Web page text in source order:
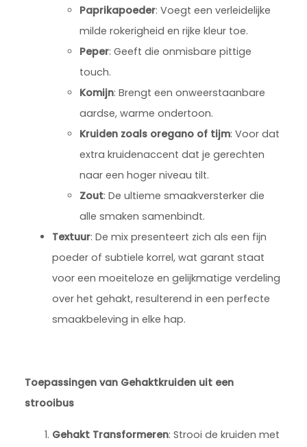
Paprikapoeder: Voegt een verleidelijke
milde rokerigheid en rijke kleur toe.
Peper: Geeft die onmisbare pittige
touch.
Komijn: Brengt een onweerstaanbare
aardse, warme ondertoon.
Kruiden zoals oregano of tijm: Voor dat
extra kruidenaccent dat je gerechten
naar een hoger niveau tilt.
Zout: De ultieme smaakversterker die
alle smaken samenbindt.
Textuur: De mix presenteert zich als een fijn
poeder of subtiele korrel, wat garant staat
voor een moeiteloze en gelijkmatige verdeling
over het gehakt, resulterend in een perfecte
smaakbeleving in elke hap.
Toepassingen van Gehaktkruiden uit een
strooibus
Gehakt Transformeren: Strooi de kruiden met